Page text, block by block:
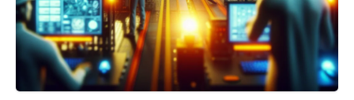
ȘTIINȚA
ANIMALE